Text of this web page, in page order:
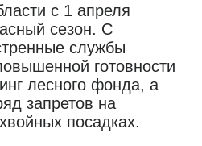
с 1 апреля
сезон. С
службы
готовности
лесного фонда, а
запретов на
посадках.